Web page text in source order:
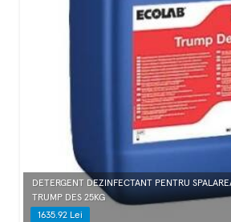
DETERGENT DEZINFECTANT PENTRU
TRUMP DES 25KG
1635.92 Lei